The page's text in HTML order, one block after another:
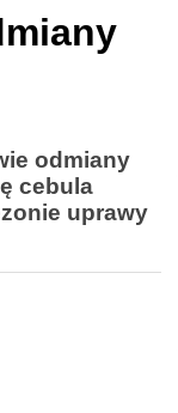
odmiany
cebula
uprawy